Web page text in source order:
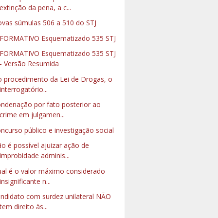
extinção da pena, a c...
súmulas 506 a 510 do STJ
Esquematizado 535 STJ
Esquematizado 535 STJ
- Versão Resumida
procedimento da Lei de Drogas, o
interrogatório...
por fato posterior ao
crime em julgamen...
público e investigação social
é possível ajuizar ação de
improbidade adminis...
é o valor máximo considerado
insignificante n...
com surdez unilateral NÃO
direito às...